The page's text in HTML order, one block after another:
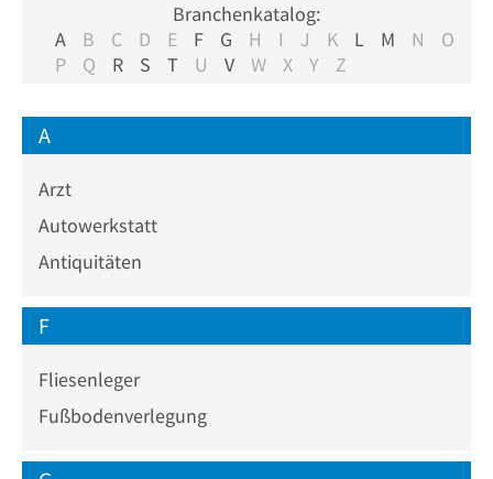
Branchenkatalog:
A
B C D E F G H I J K L M N
O
P
Q R S T U V W X Y Z
A
Arzt
Autowerkstatt
Antiquitäten
F
Fliesenleger
Fußbodenverlegung